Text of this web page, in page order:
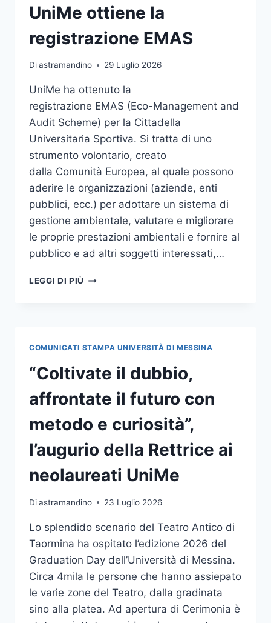
VIA
LA
NUOVA
EDIZIONE
PROGRAMMA
GRATUITO
“ROAD
TO
SOCIAL
CHANGE”
UniMe ottiene la
registrazione EMAS
Diastramandino 29 Luglio 2026
UniMe ha ottenuto la
registrazione EMAS (Eco-Management and
Audit Scheme) per la Cittadella
Universitaria Sportiva. Si tratta di uno
strumento volontario, creato
dalla Comunità Europea, al quale possono
aderire le organizzazioni (aziende, enti
pubblici, ecc.) per adottare un sistema di
gestione ambientale, valutare e migliorare
le proprie prestazioni ambientali e fornire al
pubblico e ad altri soggetti interessati,…
LEGGI DI PIÙ UNIME
COMUNICATI STAMPA UNIVERSITÀ DI MESSINA
“Coltivate il dubbio,
affrontate il futuro con
metodo e curiosità”,
l’augurio della Rettrice ai
neolaureati UniMe
Diastramandino 23 Luglio 2026
Lo splendido scenario del Teatro Antico di
Taormina ha ospitato l’edizione 2026 del
Graduation Day dell’Università di Messina.
Circa 4mila le persone che hanno assiepato
le varie zone del Teatro, dalla gradinata
sino alla platea. Ad apertura di Cerimonia è